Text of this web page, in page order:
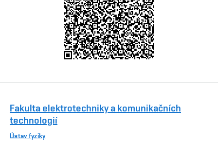
Fakulta elektrotechniky a komunikačních
technologií
Ústav fyziky